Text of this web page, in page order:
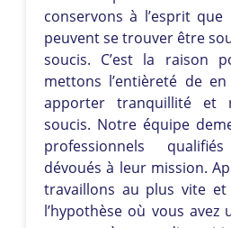
conservons à l’esprit
peuvent se trouver être
soucis. C’est la raison
mettons l’entièreté de
apporter tranquillité et
soucis. Notre équipe
professionnels
dévoués à leur mission.
travaillons au plus vite et
l’hypothèse où vous